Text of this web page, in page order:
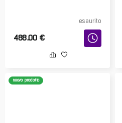
esaurito
488.00 €
nuovo prodotto